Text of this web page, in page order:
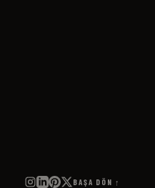
BAŞA DÖN ↑